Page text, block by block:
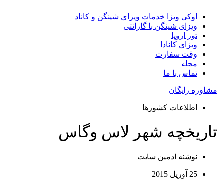
اوکی ویزا خدمات ویزای شینگن و کانادا
ویزای شینگن با گارانتی
تور اروپا
ویزای کانادا
وقت سفارت
مجله
تماس با ما
مشاوره رایگان
اطلاعات کشورها
تاریخچه شهر لاس وگاس
نوشته ادمین سایت
25 آوریل 2015